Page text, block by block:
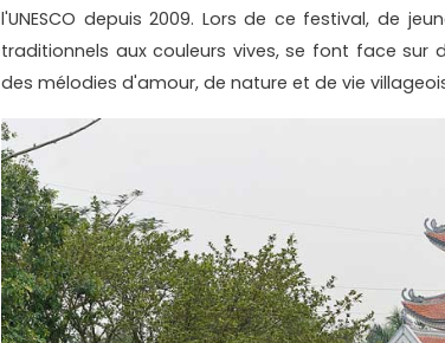
l'UNESCO depuis 2009. Lors de ce festival, de
traditionnels aux couleurs vives, se font face
des mélodies d'amour, de nature et de vie